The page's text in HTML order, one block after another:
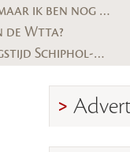
Maximilian Krijgsman, CEO RGF Staffing Nederland: ‘We groeien eindelijk weer stevig, maar ik ben nog lang niet tevreden’
de Wtta?
Gerechtshof bevestigt uitspraak: uitzendbureau moet alsnog kwartier voorbereidingstijd Schiphol-medewerker uitbetalen